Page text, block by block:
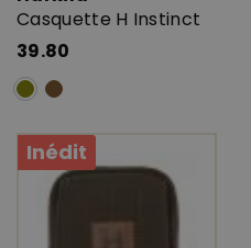
Casquette H Instinct
39.80
Inédit